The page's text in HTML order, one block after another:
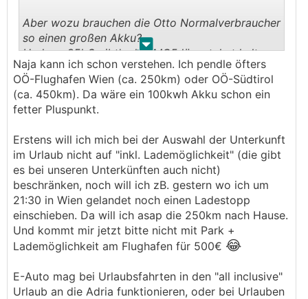
. .
Aber wozu brauchen die Otto Normalverbraucher
so einen großen Akku?
Und um 35k€ gibt's den MG5 längst, hat halt
"nur" 60kWh.
Naja kann ich schon verstehen. Ich pendle öfters
OÖ-Flughafen Wien (ca. 250km) oder OÖ-Südtirol
(ca. 450km). Da wäre ein 100kwh Akku schon ein
fetter Pluspunkt.
Erstens will ich mich bei der Auswahl der Unterkunft
im Urlaub nicht auf "inkl. Lademöglichkeit" (die gibt
es bei unseren Unterkünften auch nicht)
beschränken, noch will ich zB. gestern wo ich um
21:30 in Wien gelandet noch einen Ladestopp
einschieben. Da will ich asap die 250km nach Hause.
Und kommt mir jetzt bitte nicht mit Park +
Lademöglichkeit am Flughafen für 500€ 😂
E-Auto mag bei Urlaubsfahrten in den "all inclusive"
Urlaub an die Adria funktionieren, oder bei Urlauben